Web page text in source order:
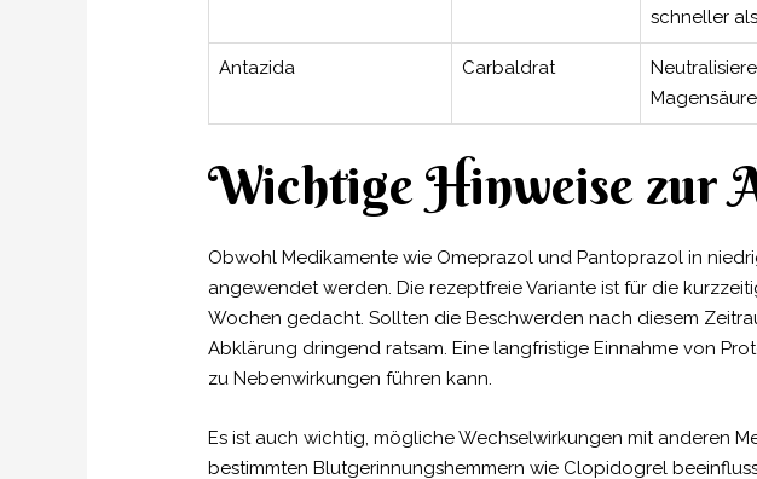
schneller als
Antazida Carbaldrat
Wichtige Hinweise zur
Obwohl Medikamente wie Omeprazol und Pantoprazol in
angewendet werden. Die rezeptfreie Variante ist für die
Wochen gedacht. Sollten die Beschwerden nach diesem
Abklärung dringend ratsam. Eine langfristige Einnahme von
zu Nebenwirkungen führen kann.
Es ist auch wichtig, mögliche Wechselwirkungen mit anderen
bestimmten Blutgerinnungshemmern wie Clopidogrel